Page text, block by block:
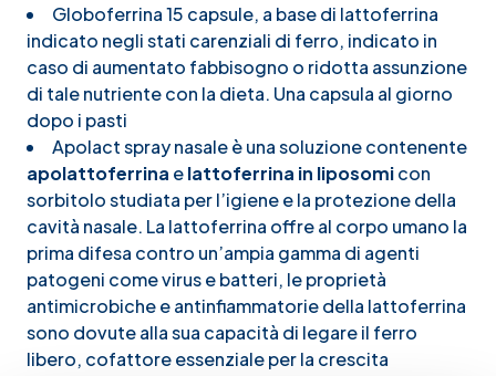
Globoferrina 15 capsule, a base di lattoferrina
indicato negli stati carenziali di ferro, indicato in
caso di aumentato fabbisogno o ridotta assunzione
di tale nutriente con la dieta. Una capsula al giorno
dopo i pasti
Apolact spray nasaleè una soluzione contenente
apolattoferrina elattoferrina in liposomicon
sorbitolo studiata per l’igiene e la protezione della
cavità nasale. La lattoferrina offre al corpo umano la
prima difesa contro un’ampia gamma di agenti
patogeni come virus e batteri, le proprietà
antimicrobiche e antinfiammatorie della lattoferrina
sono dovute alla sua capacità di legare il ferro
libero, cofattore essenziale per la crescita